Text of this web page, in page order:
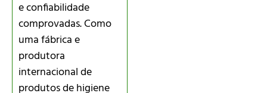
e confiabilidade
comprovadas. Como
uma fábrica e
produtora
internacional de
produtos de higiene